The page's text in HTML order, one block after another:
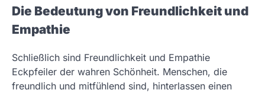
Die Bedeutung von Freundlichkeit und
Empathie
Schließlich sind Freundlichkeit und Empathie
Eckpfeiler der wahren Schönheit. Menschen, die
freundlich und mitfühlend sind, hinterlassen einen